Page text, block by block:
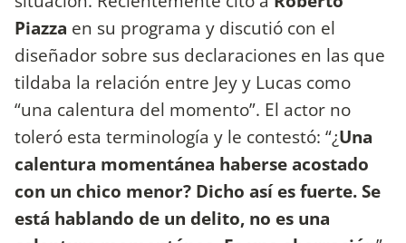
Piazza en su programa y discutió con el
diseñador sobre sus declaraciones en las que
tildaba la relación entre Jey y Lucas como
“una calentura del momento”. El actor no
toleró esta terminología y le contestó: “¿Una
calentura momentánea haberse acostado
con un chico menor? Dicho así es fuerte. Se
está hablando de un delito, no es una